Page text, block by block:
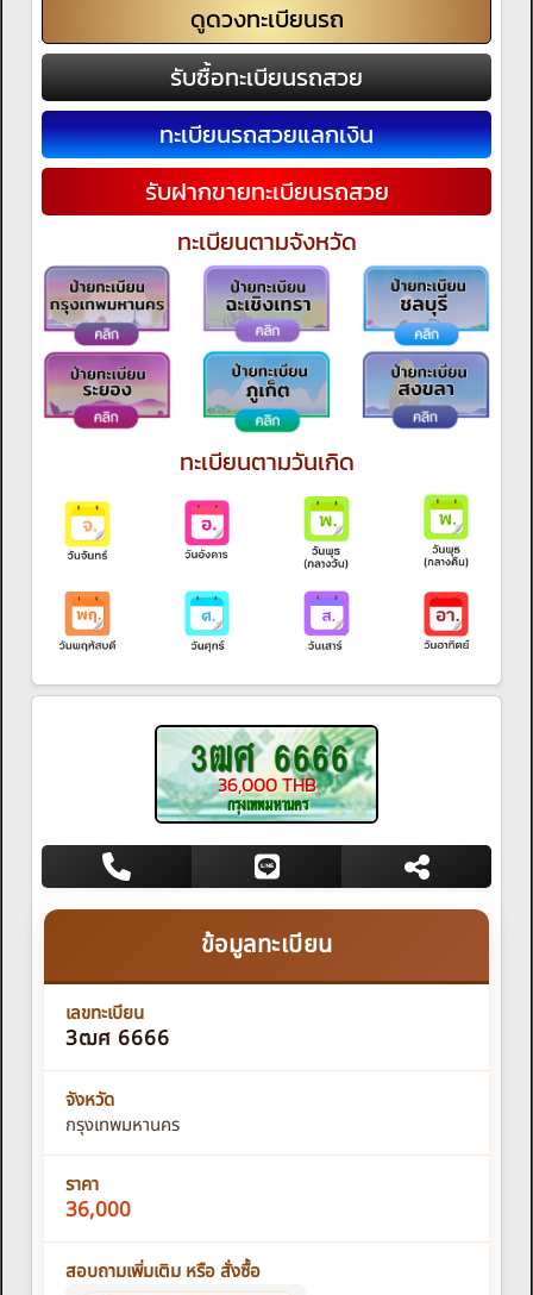
ดูดวงทะเบียนรถ
รับซื้อทะเบียนรถสวย
ทะเบียนรถสวยแลกเงิน
รับฝากขายทะเบียนรถสวย
ทะเบียนตามจังหวัด
ทะเบียนตามวันเกิด
3ฒศ 6666
36,000 THB
กรุงเทพมหานคร
ข้อมูลทะเบียน
เลขทะเบียน
3ฒศ 6666
จังหวัด
กรุงเทพมหานคร
ราคา
36,000
สอบถามเพิ่มเติม หรือ สั่งซื้อ